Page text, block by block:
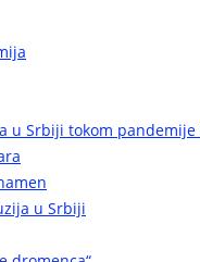
u Srbiji tokom pandemije
u Srbiji